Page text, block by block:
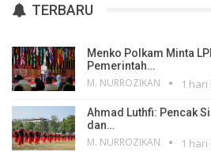
TERBARU
Menko Polkam Minta
Pemerintah…
M. NURROZIKAN 1 hari
Ahmad Luthfi: Pencak
dan…
M. NURROZIKAN 1 hari